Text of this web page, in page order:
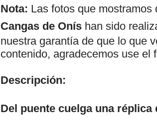
Nota: Las fotos que mostramos
Cangas de Onís han sido
nuestra garantía de que lo que
contenido, agradecemos use el
Descripción:
Del puente cuelga una